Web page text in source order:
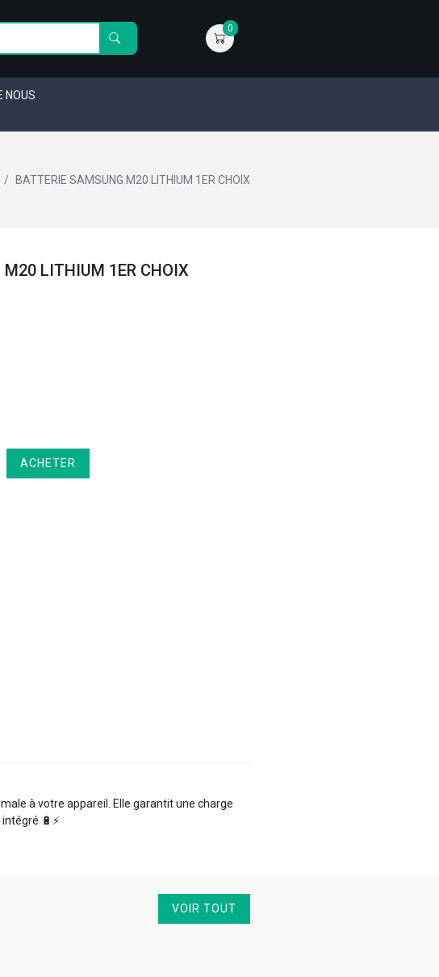
0
NOUS
BATTERIE SAMSUNG M20 LITHIUM 1ER CHOIX
LITHIUM 1ER CHOIX
ACHETER
à votre appareil. Elle garantit une charge
🔋⚡️
VOIR TOUT